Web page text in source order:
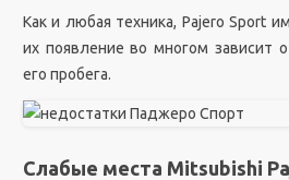
Как и любая техника, Pajero Sport
их появление во многом зависит
его пробега.
Слабые места Mitsubishi